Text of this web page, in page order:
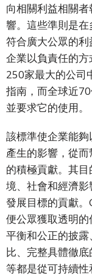
向相關利益相關
響。這些準則是在
符合廣大公眾的
企業以負責任的
250家最大的公司
指南，而全球近
並要求它的使用。
該標準使企業能
產生的影響，從
的積極貢獻。其
境、社會和經濟
發展目標的貢獻。
便公眾獲取透明的
平衡和公正的披
比、完整具體徹
等都是從可持續性
商
務
及
大
型
會
議
商
務
在
地
化
語
言
簡